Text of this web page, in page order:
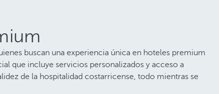
buscan una experiencia única en hoteles premium
que incluye servicios personalizados y acceso a
de la hospitalidad costarricense, todo mientras se